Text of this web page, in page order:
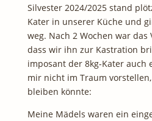
Silvester 2024/2025 stand
Kater in unserer Küche und
weg. Nach 2 Wochen war das
dass wir ihn zur Kastration
imposant der 8kg-Kater auch
mir nicht im Traum
bleiben könnte:
Meine Mädels waren ein